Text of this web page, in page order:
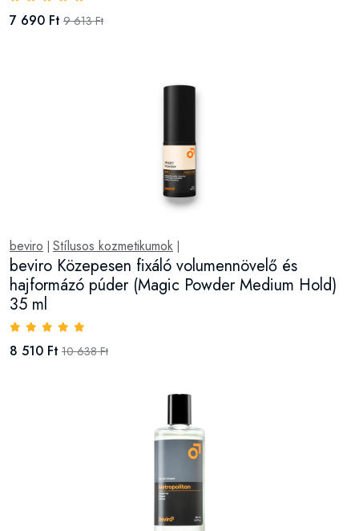
7 690 Ft 9 613 Ft
beviro Stílusos kozmetikumok
beviro Közepesen fixáló volumennövelő és
hajformázó púder (Magic Powder Medium Hold)
35 ml
8 510 Ft 10 638 Ft